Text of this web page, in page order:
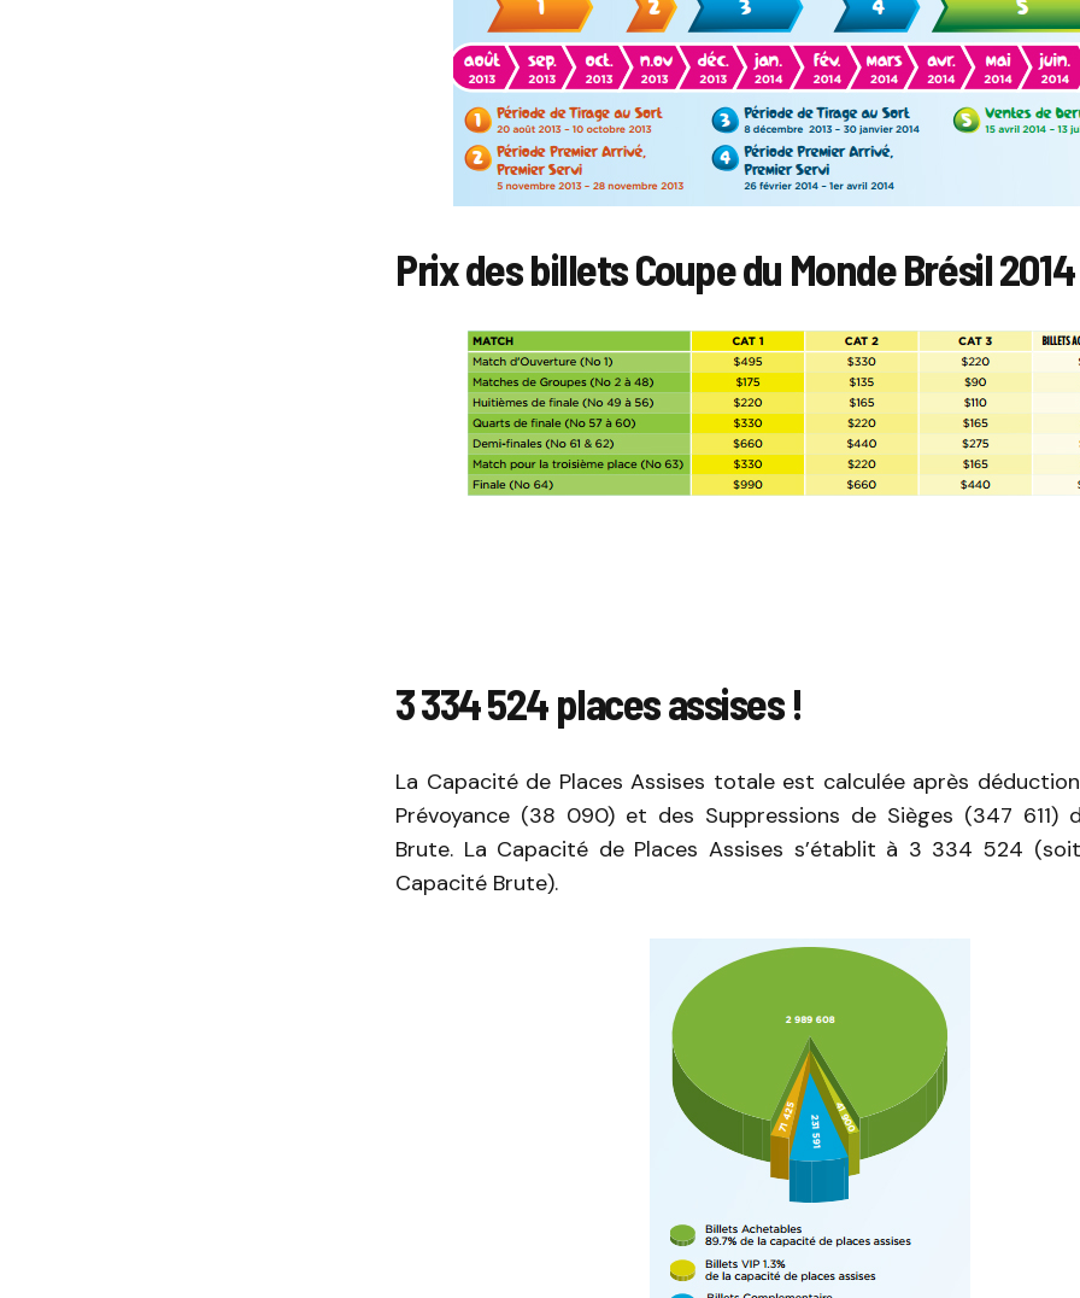
Prix des billets Coupe du Monde Brésil 2014
3 334 524 places assises !
La Capacité de Places Assises totale est calculée après
Prévoyance (38 090) et des Suppressions de Sièges (347 611)
Brute. La Capacité de Places Assises s’établit à 3 334 524
Capacité Brute).